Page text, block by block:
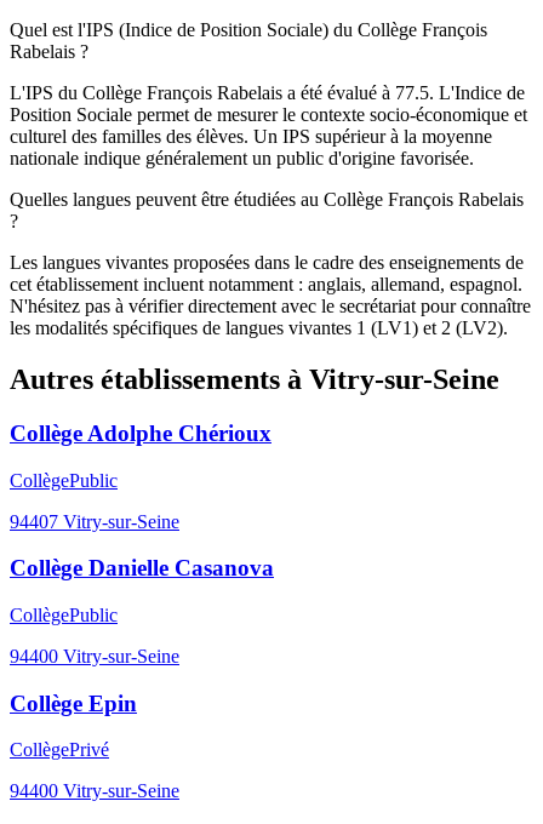
Quel est l'IPS (Indice de Position Sociale) du Collège François
Rabelais ?
L'IPS du Collège François Rabelais a été évalué à 77.5. L'Indice de
Position Sociale permet de mesurer le contexte socio-économique et
culturel des familles des élèves. Un IPS supérieur à la moyenne
nationale indique généralement un public d'origine favorisée.
Quelles langues peuvent être étudiées au Collège François Rabelais
?
Les langues vivantes proposées dans le cadre des enseignements de
cet établissement incluent notamment : anglais, allemand, espagnol.
N'hésitez pas à vérifier directement avec le secrétariat pour connaître
les modalités spécifiques de langues vivantes 1 (LV1) et 2 (LV2).
Autres établissements à Vitry-sur-Seine
Collège Adolphe Chérioux
CollègePublic
94407 Vitry-sur-Seine
Collège Danielle Casanova
CollègePublic
94400 Vitry-sur-Seine
Collège Epin
CollègePrivé
94400 Vitry-sur-Seine